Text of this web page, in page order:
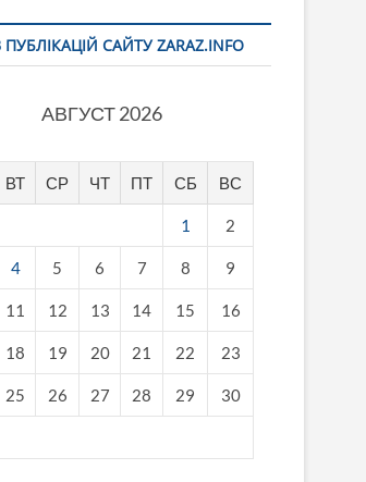
ПУБЛІКАЦІЙ САЙТУ ZARAZ.INFO
АВГУСТ 2026
ВТ СР ЧТ ПТ СБ ВС
1 2
4 5 6 7 8 9
11 12 13 14 15 16
18 19 20 21 22 23
25 26 27 28 29 30